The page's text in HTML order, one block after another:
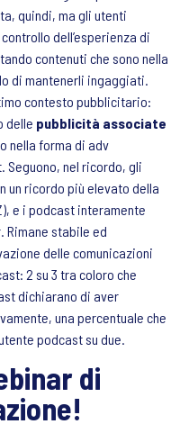
quindi, ma gli utenti
dell’esperienza di
contenuti che sono nella
di mantenerli ingaggiati.
contesto pubblicitario:
delle pubblicità associate
nella forma di adv
nel ricordo, gli
un ricordo più elevato della
e i podcast interamente
Rimane stabile ed
delle comunicazioni
2 su 3 tra coloro che
dichiarano di aver
una percentuale che
podcast su due.
di